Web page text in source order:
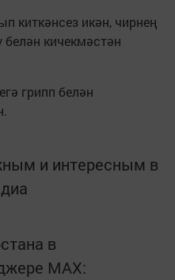
киткәнсез икән, чирнең
белән кичекмәстән
грипп белән
и интересным в
в
MАХ: